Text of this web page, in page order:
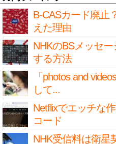
B-CASカード廃止
えた理由
NHKのBSメッセ
する方法
「photos and
して...
Netflixでエッチな
コード
NHK受信料は衛星